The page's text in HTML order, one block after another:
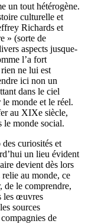
un tout hétérogène.
culturelle et
Richards et
» (sorte de
aspects jusque-
l’a fort
ne lui est
ici non un
dans le ciel
le monde et le réel.
au XIXe siècle,
le monde social.
curiosités et
un lieu évident
devient dès lors
au monde, ce
de le comprendre,
les œuvres
sources
de